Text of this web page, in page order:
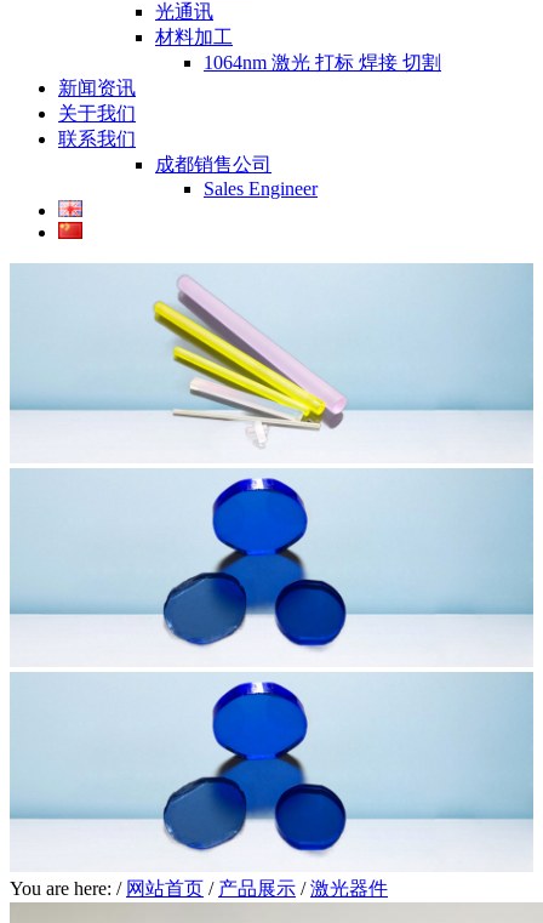
光通讯
材料加工
1064nm 激光 打标 焊接 切割
新闻资讯
关于我们
联系我们
成都销售公司
Sales Engineer
You are here: / 网站首页 / 产品展示 /激光器件